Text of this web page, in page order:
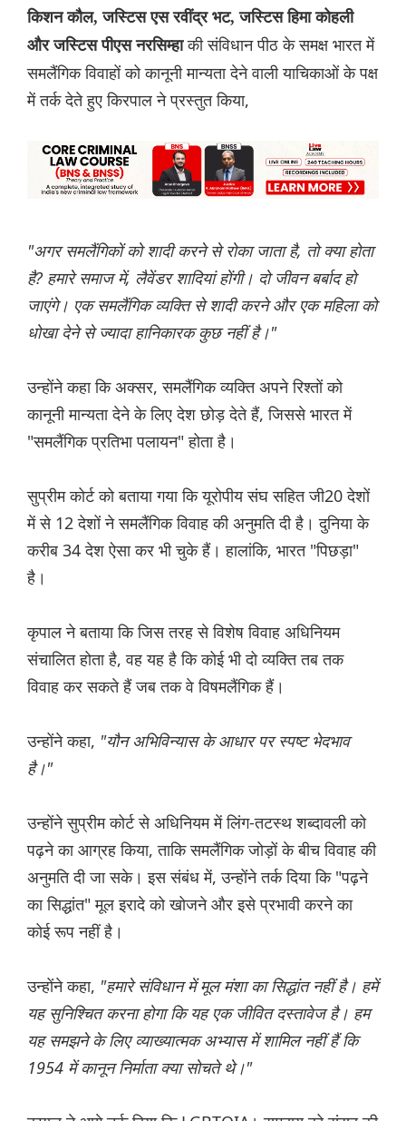
किशन कौल, जस्टिस एस रवींद्र भट, जस्टिस हिमा कोहली
और जस्टिस पीएस नरसिम्हाकी संविधान पीठ के समक्ष भारत में
समलैंगिक विवाहों को कानूनी मान्यता देने वाली याचिकाओं के पक्ष
में तर्क देते हुए किरपाल ने प्रस्तुत किया,
"अगर समलैंगिकों को शादी करने से रोका जाता है, तो क्या होता
है? हमारे समाज में, लैवेंडर शादियां होंगी। दो जीवन बर्बाद हो
जाएंगे। एक समलैंगिक व्यक्ति से शादी करने और एक महिला को
धोखा देने से ज्यादा हानिकारक कुछ नहीं है।"
उन्होंने कहा कि अक्सर, समलैंगिक व्यक्ति अपने रिश्तों को
कानूनी मान्यता देने के लिए देश छोड़ देते हैं, जिससे भारत में
"समलैंगिक प्रतिभा पलायन" होता है।
सुप्रीम कोर्ट को बताया गया कि यूरोपीय संघ सहित जी20 देशों
में से 12 देशों ने समलैंगिक विवाह की अनुमति दी है। दुनिया के
करीब 34 देश ऐसा कर भी चुके हैं। हालांकि, भारत "पिछड़ा"
है।
कृपाल ने बताया कि जिस तरह से विशेष विवाह अधिनियम
संचालित होता है, वह यह है कि कोई भी दो व्यक्ति तब तक
विवाह कर सकते हैं जब तक वे विषमलैंगिक हैं।
उन्होंने कहा, "यौन अभिविन्यास के आधार पर स्पष्ट भेदभाव
है।"
उन्होंने सुप्रीम कोर्ट से अधिनियम में लिंग-तटस्थ शब्दावली को
पढ़ने का आग्रह किया, ताकि समलैंगिक जोड़ों के बीच विवाह की
अनुमति दी जा सके। इस संबंध में, उन्होंने तर्क दिया कि "पढ़ने
का सिद्धांत" मूल इरादे को खोजने और इसे प्रभावी करने का
कोई रूप नहीं है।
उन्होंने कहा, "हमारे संविधान में मूल मंशा का सिद्धांत नहीं है। हमें
यह सुनिश्चित करना होगा कि यह एक जीवित दस्तावेज है। हम
यह समझने के लिए व्याख्यात्मक अभ्यास में शामिल नहीं हैं कि
1954 में कानून निर्माता क्या सोचते थे।"